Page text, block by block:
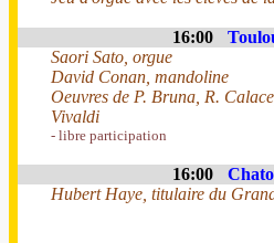
16:00
Saori Sato, orgue
David Conan, mandoline
Oeuvres de P. Bruna, R.
Vivaldi
- libre participation
16:00
Hubert Haye, titulaire du